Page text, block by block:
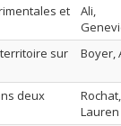
et
Ali,
sur
Boyer,
deux
Rochat,
Lauren